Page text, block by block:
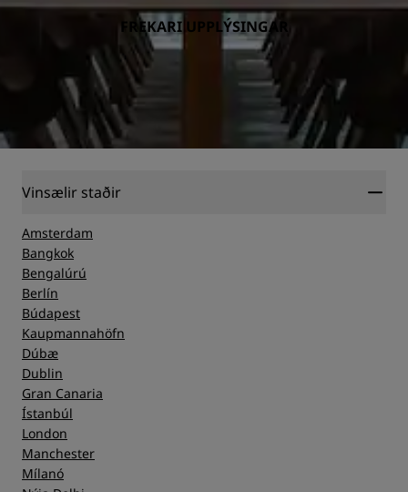
FREKARI UPPLÝSINGAR
Vinsælir staðir
Amsterdam
Bangkok
Bengalúrú
Berlín
Búdapest
Kaupmannahöfn
Dúbæ
Dublin
Gran Canaria
Ístanbúl
London
Manchester
Mílanó